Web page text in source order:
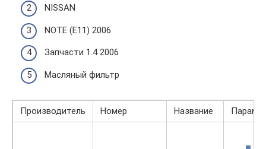
NISSAN
NOTE (E11) 2006
Запчасти 1.4 2006
Масляный фильтр
Производитель Номер Название